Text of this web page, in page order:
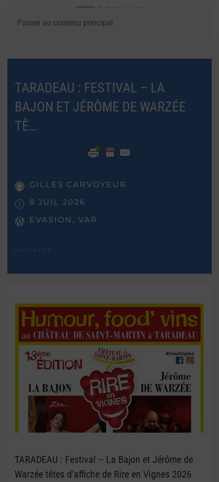
Passer au contenu principal
TARADEAU : FESTIVAL – LA
BAJON ET JÉRÔME DE WARZÉE
TÊ…
GILLES CARVOYEUR
8 JUIL 2026
EVASION, VAR
TARADEAU : Festival – La Bajon et Jérôme de
Warzée têtes d’affiche de Rire en Vignes 2026